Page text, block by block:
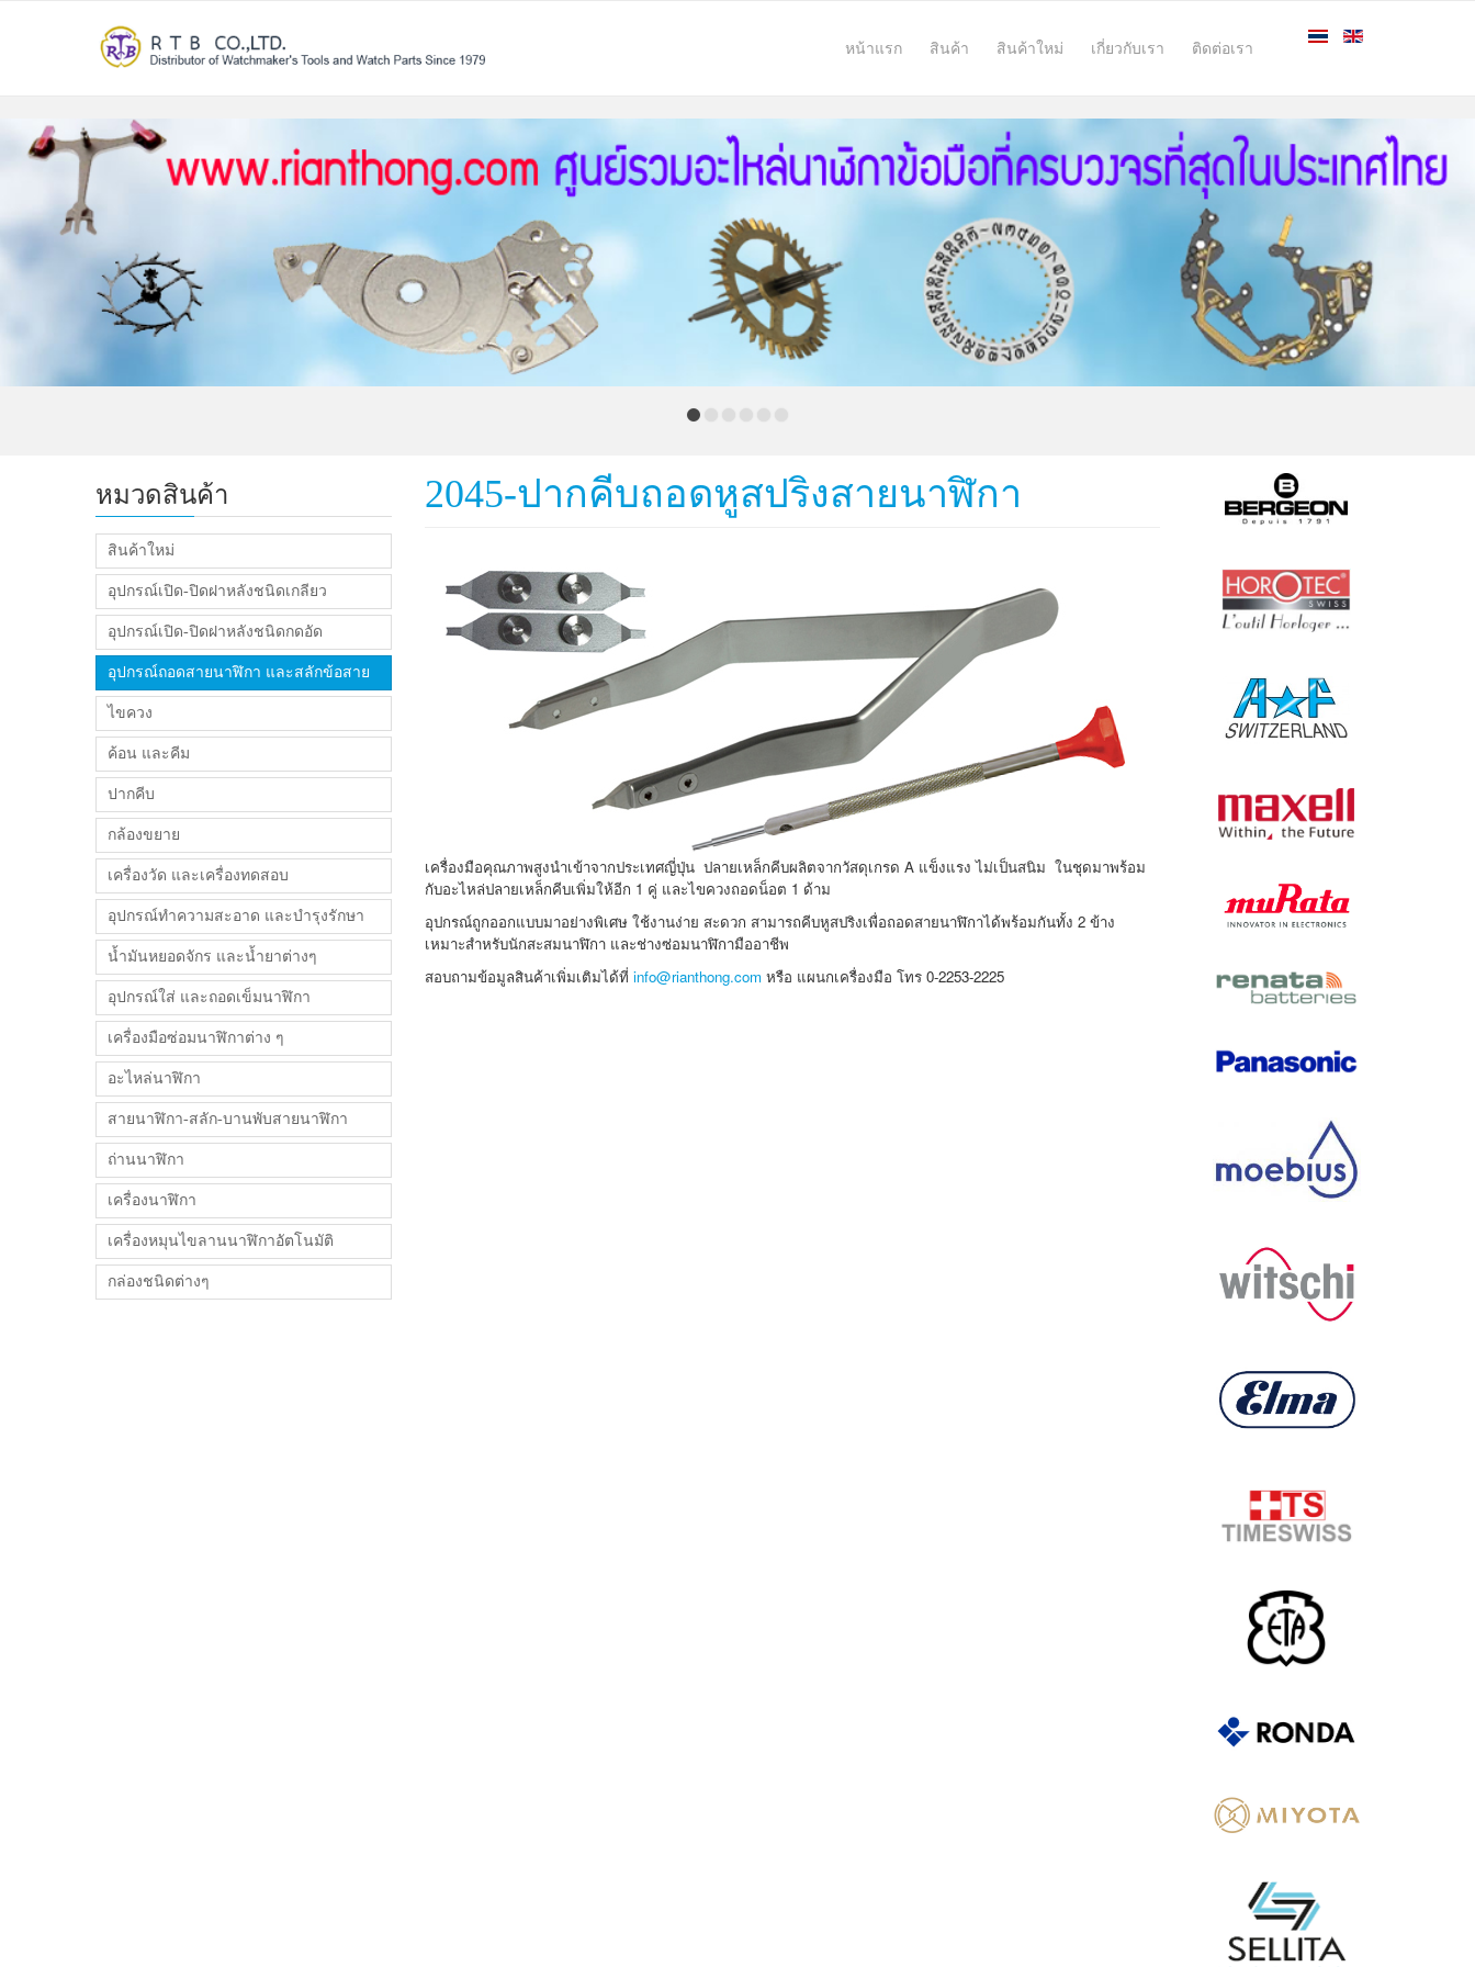
หน้าแรก สินค้า สินค้าใหม่ เกี่ยวกับเรา ติดต่อเรา
หมวดสินค้า
สินค้าใหม่
อุปกรณ์เปิด-ปิดฝาหลังชนิดเกลียว
อุปกรณ์เปิด-ปิดฝาหลังชนิดกดอัด
อุปกรณ์ถอดสายนาฬิกา และสลักข้อสาย
ไขควง
ค้อน และคีม
ปากคีบ
กล้องขยาย
เครื่องวัด และเครื่องทดสอบ
อุปกรณ์ทำความสะอาด และบำรุงรักษา
น้ำมันหยอดจักร และน้ำยาต่างๆ
อุปกรณ์ใส่ และถอดเข็มนาฬิกา
เครื่องมือซ่อมนาฬิกาต่าง ๆ
อะไหล่นาฬิกา
สายนาฬิกา-สลัก-บานพับสายนาฬิกา
ถ่านนาฬิกา
เครื่องนาฬิกา
เครื่องหมุนไขลานนาฬิกาอัตโนมัติ
กล่องชนิดต่างๆ
2045-ปากคีบถอดหูสปริงสายนาฬิกา
เครื่องมือคุณภาพสูงนำเข้าจากประเทศญี่ปุ่น ปลายเหล็กคีบผลิตจากวัสดุเกรด A แข็งแรง ไม่เป็นสนิม ในชุดมาพร้อม
กับอะไหล่ปลายเหล็กคีบเพิ่มให้อีก 1 คู่ และไขควงถอดน็อต 1 ด้าม
อุปกรณ์ถูกออกแบบมาอย่างพิเศษ ใช้งานง่าย สะดวก สามารถคีบหูสปริงเพื่อถอดสายนาฬิกาได้พร้อมกันทั้ง 2 ข้าง
เหมาะสำหรับนักสะสมนาฬิกา และช่างซ่อมนาฬิกามืออาชีพ
สอบถามข้อมูลสินค้าเพิ่มเติมได้ที่ info@rianthong.com หรือ แผนกเครื่องมือ โทร 0-2253-2225